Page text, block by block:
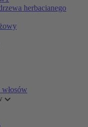
herbacianego